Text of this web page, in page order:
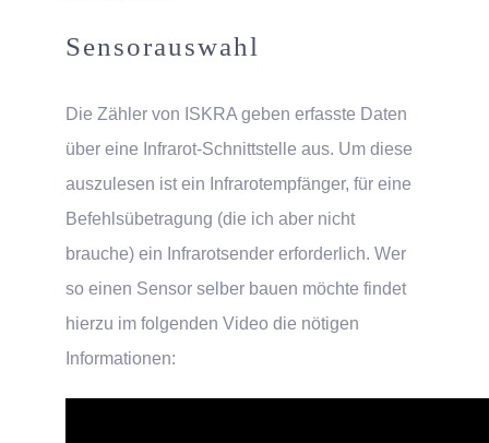
Sensorauswahl
Die Zähler von ISKRA geben erfasste Daten
über eine Infrarot-Schnittstelle aus. Um diese
auszulesen ist ein Infrarotempfänger, für eine
Befehlsübetragung (die ich aber nicht
brauche) ein Infrarotsender erforderlich. Wer
so einen Sensor selber bauen möchte findet
hierzu im folgenden Video die nötigen
Informationen: